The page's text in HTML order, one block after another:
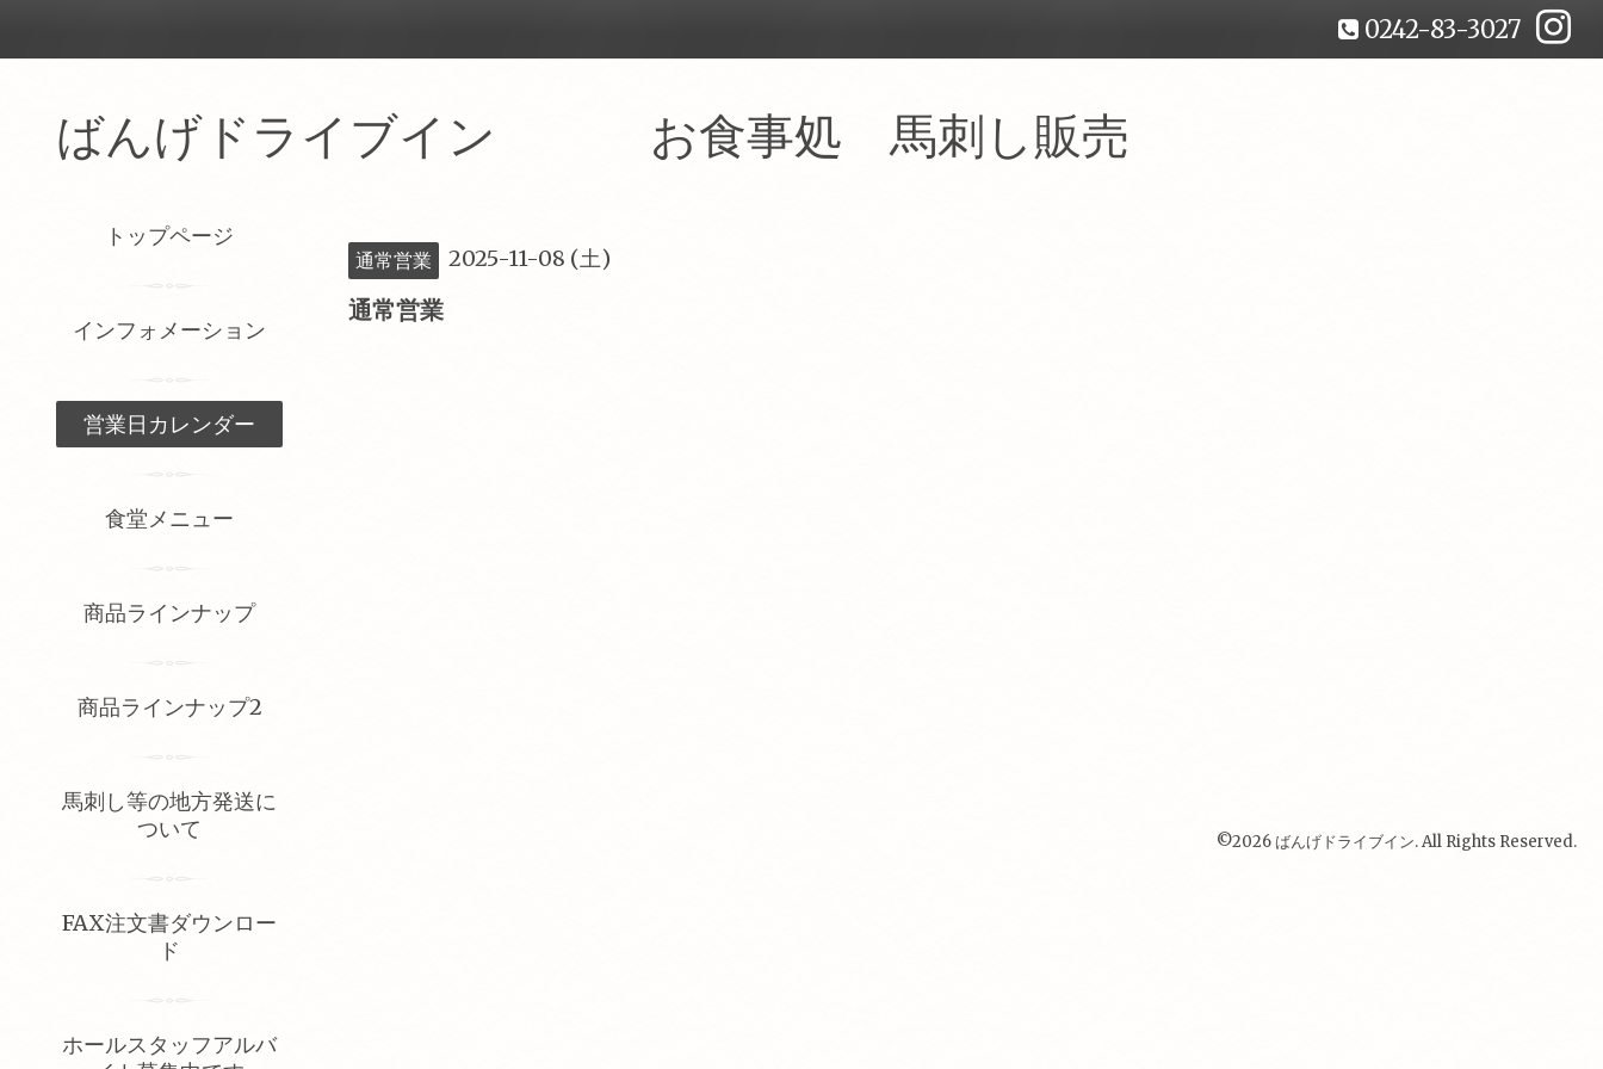
0242-83-3027
ばんげドライブイン お食事処 馬刺し販売
通常営業 2025-11-08 (土)
通常営業
©2026ばんげドライブイン. All Rights Reserved.
トップページ
インフォメーション
営業日カレンダー
食堂メニュー
商品ラインナップ
商品ラインナップ2
馬刺し等の地方発送に
ついて
FAX注文書ダウンロー
ド
ホールスタッフアルバ